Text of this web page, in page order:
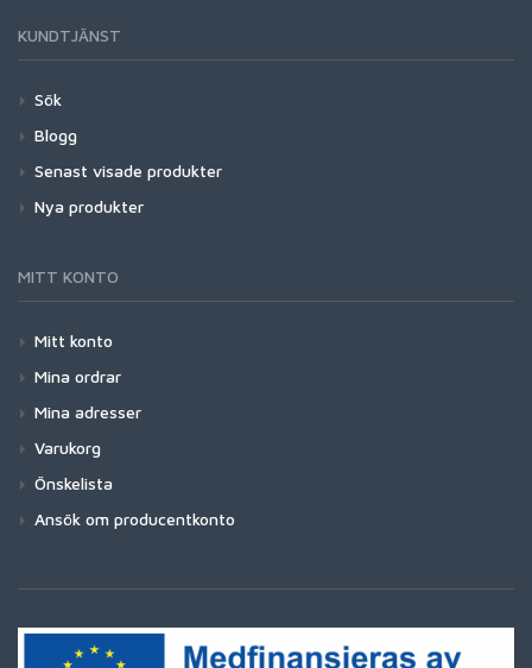
KUNDTJÄNST
Sök
Blogg
Senast visade produkter
Nya produkter
MITT KONTO
Mitt konto
Mina ordrar
Mina adresser
Varukorg
Önskelista
Ansök om producentkonto